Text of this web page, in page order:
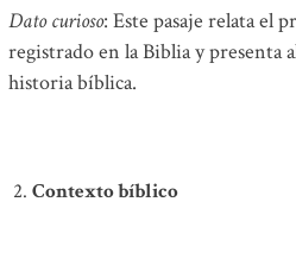
Dato curioso: Este pasaje relata el
registrado en la Biblia y presenta
historia bíblica.
Contexto bíblico